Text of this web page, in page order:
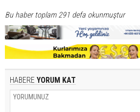
Bu haber toplam 291 defa okunmuştur
HABERE YORUM KAT